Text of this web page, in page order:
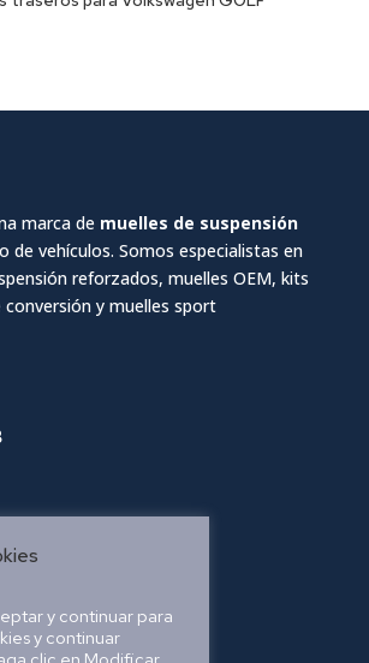
marca de muelles de suspensión
de vehículos. Somos especialistas en
reforzados, muelles OEM, kits
conversión y muelles sport
y continuar para
y continuar